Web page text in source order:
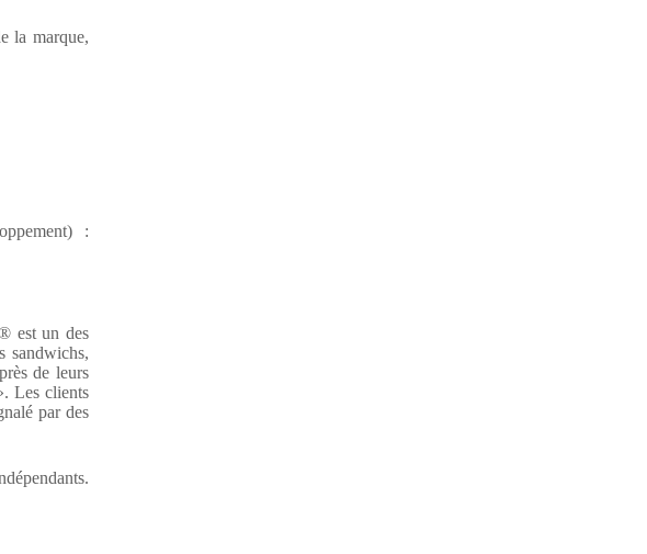
la marque,
:
est un des
sandwichs,
de leurs
Les clients
par des